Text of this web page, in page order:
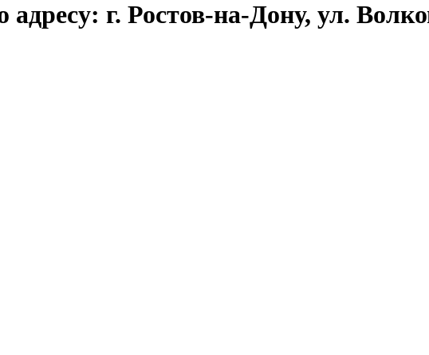
г. Ростов-на-Дону, ул.